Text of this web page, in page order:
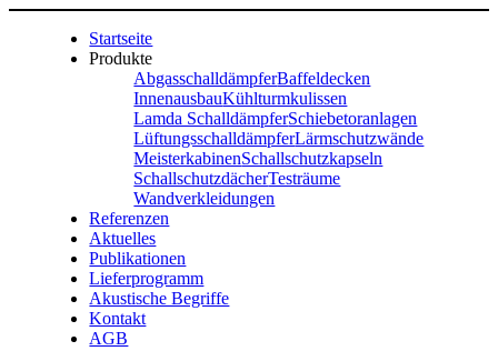
Startseite
Produkte
AbgasschalldämpferBaffeldecken
InnenausbauKühlturmkulissen
Lamda SchalldämpferSchiebetoranlagen
LüftungsschalldämpferLärmschutzwände
MeisterkabinenSchallschutzkapseln
SchallschutzdächerTesträume
Wandverkleidungen
Referenzen
Aktuelles
Publikationen
Lieferprogramm
Akustische Begriffe
Kontakt
AGB